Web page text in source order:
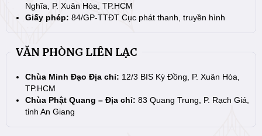
Nghĩa, P. Xuân Hòa, TP.HCM
Giấy phép: 84/GP-TTĐT Cục phát thanh, truyền hình
VĂN PHÒNG LIÊN LẠC
Chùa Minh Đạo Địa chỉ: 12/3 BIS Kỳ Đồng, P. Xuân Hòa,
TP.HCM
Chùa Phật Quang – Địa chỉ: 83 Quang Trung, P. Rạch Giá,
tỉnh An Giang